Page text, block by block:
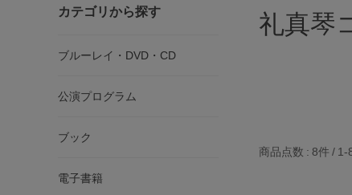
カテゴリから探す
ブルーレイ・DVD・CD
公演プログラム
ブック
電子書籍
礼真琴
商品点数 8件 1-